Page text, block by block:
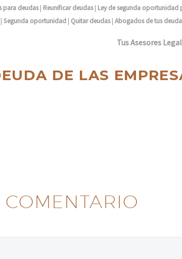
para deudas| Reunificar deudas| Ley de segunda oportunidad
Segunda oportunidad| Quitar deudas| Abogados de tus
Tus Asesores
DE LAS